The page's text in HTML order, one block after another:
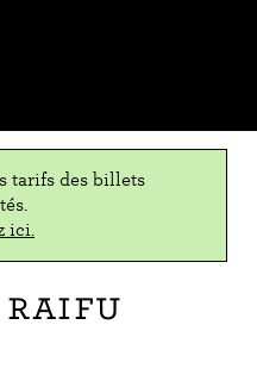
tarifs des billets
ici.
raifu